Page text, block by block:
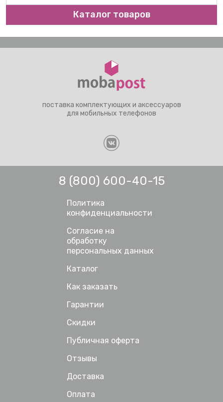
Каталог товаров
поставка комплектующих и аксессуаров
для мобильных телефонов
Каталог
Как заказать
Гарантии
Скидки
Публичная оферта
Отзывы
Доставка
Оплата
8 (800) 600-40-15
Политика
конфиденциальности
Согласие на
обработку
персональных данных